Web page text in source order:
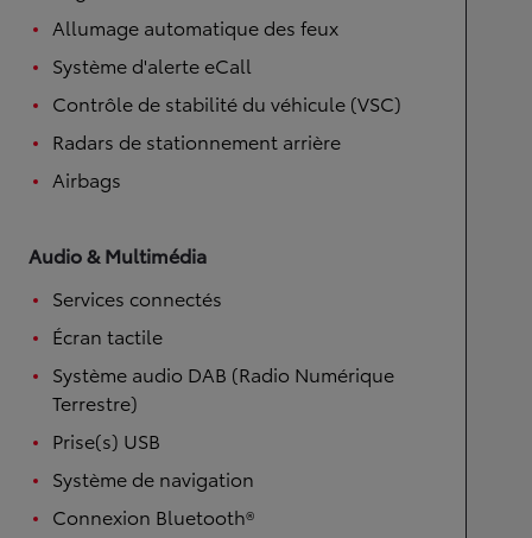
Allumage automatique des feux
Système d'alerte eCall
Contrôle de stabilité du véhicule (VSC)
Radars de stationnement arrière
Airbags
Audio & Multimédia
Services connectés
Écran tactile
Système audio DAB (Radio Numérique
Terrestre)
Prise(s) USB
Système de navigation
Connexion Bluetooth®